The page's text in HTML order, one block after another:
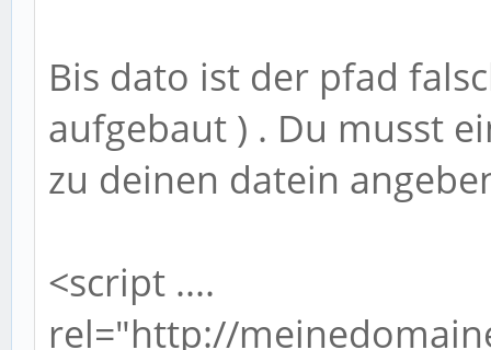
Bis dato ist der pfad
aufgebaut ) . Du musst
zu deinen datein
<script ....
rel="http://